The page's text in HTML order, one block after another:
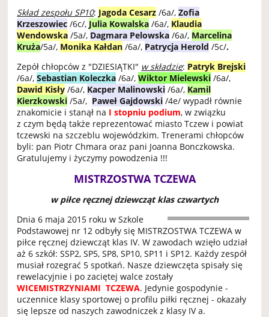
Skład zespołu SP10: Jagoda Cesarz /6a/,Zofia
Krzeszowiec /6c/, Julia Kowalska /6a/, Klaudia
Wendowska /5a/, Dagmara Pelowska /6a/, Marcelina
Kruża/5a/, Monika Kałdan /6a/, Patrycja Herold /5c/.
Zepół chłopców z "DZIESIĄTKI" w składzie: Patryk Brejski
/6a/,Sebastian Koleczka /6a/,Wiktor Mielewski /6a/,
Dawid Kisły /6a/, Kacper Malinowski /6a/, Kamil
Kierzkowski /5a/, Paweł Gajdowski /4e/ wypadł równie
znakomicie i stanął na I stopniu podium, w związku
z czym będą także reprezentować miasto Tczew i powiat
tczewski na szczeblu wojewódzkim. Trenerami chłopców
byli: pan Piotr Chmara oraz pani Joanna Bonczkowska.
Gratulujemy i życzymy powodzenia !!!
MISTRZOSTWA TCZEWA
w piłce ręcznej dziewcząt klas czwartych
Dnia 6 maja 2015 roku w Szkole
Podstawowej nr 12 odbyły się MISTRZOSTWA TCZEWA w
piłce ręcznej dziewcząt klas IV. W zawodach wzięło udział
aż 6 szkół: SSP2, SP5, SP8, SP10, SP11 i SP12. Każdy zespół
musiał rozegrać 5 spotkań. Nasze dziewczęta spisały się
rewelacyjnie i po zaciętej walce zostały
WICEMISTRZYNIAMI TCZEWA. Jedynie gospodynie -
uczennice klasy sportowej o profilu piłki ręcznej - okazały
się lepsze od naszych zawodniczek z klasy IV a.